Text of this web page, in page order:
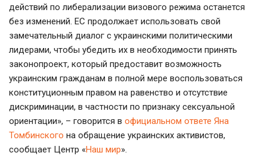
действий по либерализации визового режима останется
без изменений. ЕС продолжает использовать свой
замечательный диалог с украинскими политическими
лидерами, чтобы убедить их в необходимости принять
законопроект, который предоставит возможность
украинским гражданам в полной мере воспользоваться
конституционным правом на равенство и отсутствие
дискриминации, в частности по признаку сексуальной
ориентации», – говорится в официальном ответе Яна
Томбинского на обращение украинских активистов,
сообщает Центр «Наш мир».